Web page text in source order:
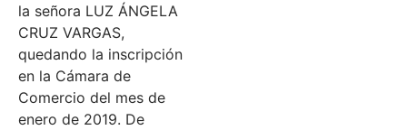
la señora LUZ ÁNGELA
CRUZ VARGAS,
quedando la inscripción
en la Cámara de
Comercio del mes de
enero de 2019. De